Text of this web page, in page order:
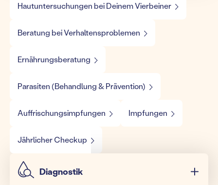
Hautuntersuchungen bei Deinem Vierbeiner
Beratung bei Verhaltensproblemen
Ernährungsberatung
Parasiten (Behandlung & Prävention)
Auffrischungsimpfungen Impfungen
Jährlicher Checkup
Diagnostik